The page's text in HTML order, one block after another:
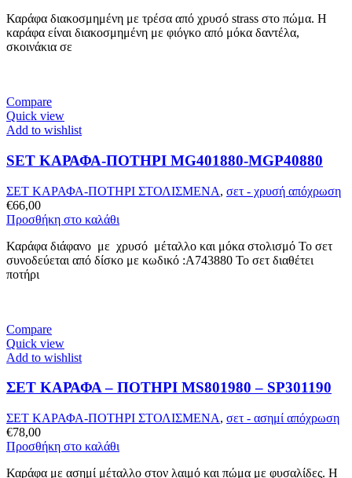
Καράφα διακοσμημένη με τρέσα από χρυσό strass στο πώμα. Η
καράφα είναι διακοσμημένη με φιόγκο από μόκα δαντέλα,
σκοινάκια σε
Compare
Quick view
Add to wishlist
SET ΚΑΡΑΦΑ-ΠΟΤΗΡΙ MG401880-MGP40880
ΣΕΤ ΚΑΡΑΦΑ-ΠΟΤΗΡΙ ΣΤΟΛΙΣΜΕΝΑ, σετ - χρυσή απόχρωση
€66,00
Προσθήκη στο καλάθι
Καράφα διάφανο με χρυσό μέταλλο και μόκα στολισμό Το σετ
συνοδεύεται από δίσκο με κωδικό :A743880 Το σετ διαθέτει
ποτήρι
Compare
Quick view
Add to wishlist
ΣΕΤ ΚΑΡΑΦΑ – ΠΟΤHΡΙ MS801980 – SP301190
ΣΕΤ ΚΑΡΑΦΑ-ΠΟΤΗΡΙ ΣΤΟΛΙΣΜΕΝΑ, σετ - ασημί απόχρωση
€78,00
Προσθήκη στο καλάθι
Καράφα με ασημί μέταλλο στον λαιμό και πώμα με φυσαλίδες. Η